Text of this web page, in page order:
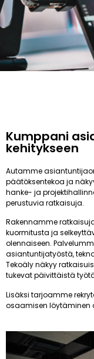
Kumppani
kehitykseen
Autamme
päätöksentekoa ja
hanke- ja
perustuvia ratkaisuja.
Rakennamme
kuormitusta ja
olennaiseen.
asiantuntijatyöstä,
Tekoäly näkyy
tukevat päivittäistä
Lisäksi tarjoamme
osaamisen löytäminen